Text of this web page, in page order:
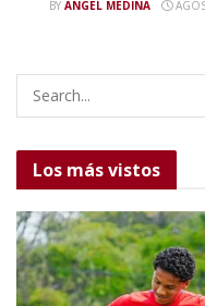
BY ANGEL MEDINA
Los más vistos